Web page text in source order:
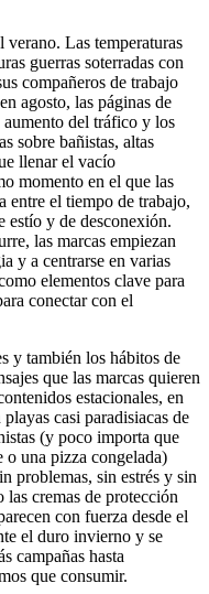
verano. Las temperaturas
guerras soterradas con
compañeros de trabajo
agosto, las páginas de
aumento del tráfico y los
sobre bañistas, altas
llenar el vacío
momento en el que las
entre el tiempo de trabajo,
estío y de desconexión.
las marcas empiezan
y a centrarse en varias
elementos clave para
conectar con el
y también los hábitos de
que las marcas quieren
estacionales, en
casi paradisiacas de
(y poco importa que
o una pizza congelada)
problemas, sin estrés y sin
cremas de protección
con fuerza desde el
el duro invierno y se
campañas hasta
que consumir.